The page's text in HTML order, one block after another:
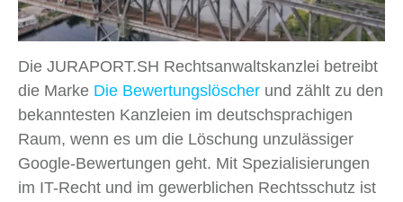
Die JURAPORT.SH Rechtsanwaltskanzlei betreibt
die Marke Die Bewertungslöscher und zählt zu den
bekanntesten Kanzleien im deutschsprachigen
Raum, wenn es um die Löschung unzulässiger
Google-Bewertungen geht. Mit Spezialisierungen
im IT-Recht und im gewerblichen Rechtsschutz ist